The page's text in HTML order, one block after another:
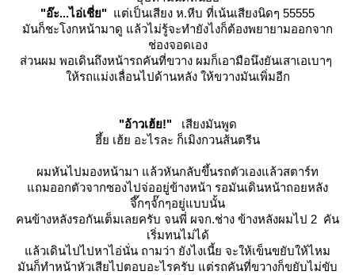
"อ๊ะ...ไอ่เชี่ย" ต่เป็นเสียง ห.หีบ ที่เน้นเสียงนิดๆ 55555
มันก็ชะโงกหน้ามาดู แล้วไม่รู้จะทำยังไงก็ต้องพยายามออกจาก
ช่องจอดเอง
ส่วนผม พอเดินถึงหน้ารถคันที่ขวาง ผมก็เอามือนึงยันเสาเอเบาๆ
ห้รถแม่งเลื่อนไปด้านหลัง ให้ขวางมันเพิ่มอีก
"อ้าวเฮ้ย!" เสียงมันพูด
ฮึ้ย เฮ้ย อะไรละ ก็เมิงกวนส้นตรีน
ผมหันไปมองหน้ามา แล้วหันกลับขึ้นรถตัวเองแล้วสตาร์ท
ถมออกตัวจากซองไปจ่ออยู่ข้างหน้า รอมันเดินหน้าถอยหลัง
จึ๊กๆจั๊กๆอยู่แบบนั้น
คนข้างหลังรอกันเต็มเลยครับ จนพี่ ผจก.ช่าง ข้างหลังผมไป 2 คัน
เริ่มทนไม่ได้
ล้วเดินไปไปหาไอ่นั่น ถามว่า ยังไงเนี้ย จะให้เข็นขยับให้ไหม
มันก็ทำหน้าหัวเสียไปตอบอะไรครับ แต่รถคันที่ขวางก็ขยับไม่ขับ